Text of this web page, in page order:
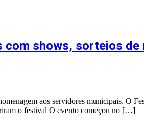
com shows, sorteios
aos servidores municipais. O
o festival O evento começou no […]